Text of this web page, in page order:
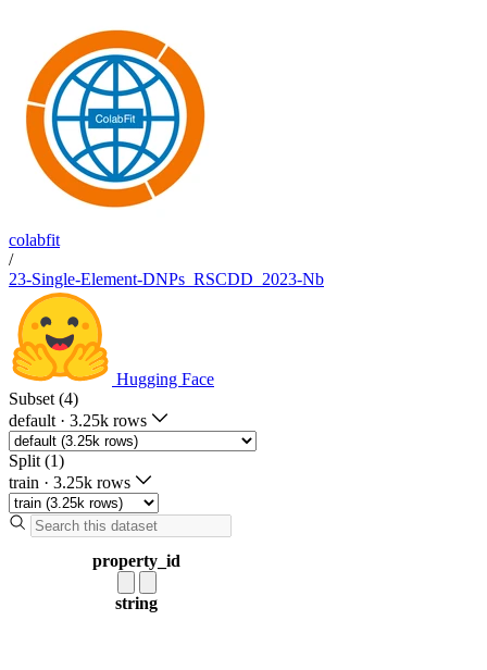
colabfit
/
23-Single-Element-DNPs_RSCDD_2023-Nb
Hugging Face
Subset (4)
default · 3.25k rows
Split (1)
train · 3.25k rows
property_id
string